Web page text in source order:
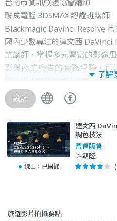
台南市資訊軟體協會講師
聯成電腦 3DSMAX 認證班講師
Blackmagic Davinci Resolve
國內少數專注於達文西 DaVinci
業講師，掌握多元豐富的影像
影與商業廣告的實務經驗，
了解
設計
線上： 已開課
達文西
調色技法
暫停販售
許顯隆
旅遊影片拍攝要點